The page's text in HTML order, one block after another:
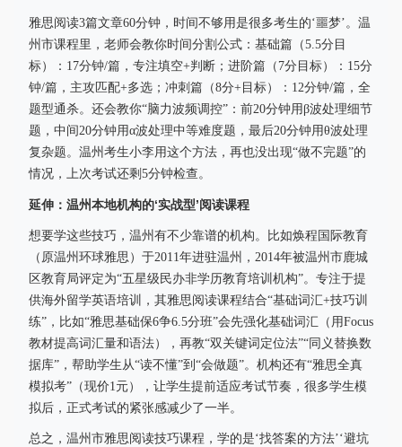
雅思阅读3篇文章60分钟，时间不够用是很多考生的‘噩梦’。温
州市课程里，老师会教你时间分割公式：基础篇（5.5分目
标）：17分钟/篇，专注填空+判断；进阶篇（7分目标）：15分
钟/篇，主攻匹配+多选；冲刺篇（8分+目标）：12分钟/篇，全
题型通杀。还会教你“脑力波频调控”：前20分钟用β波处理细节
题，中间20分钟用α波处理中等难度题，最后20分钟用θ波处理
复杂题。温州考生小李用这个方法，再也没出现“做不完题”的
情况，上次考试还剩5分钟检查。
延伸：温州本地机构的‘实战型’阅读课程
想要学这些技巧，温州有不少靠谱的机构。比如焕程国际教育
（原温州环球雅思）于2011年进驻温州，2014年被温州市鹿城
区教育局评定为“五星级民办非学历教育培训机构”。专注于提
供海外留学英语培训，其雅思阅读课程结合“基础词汇+技巧训
练”，比如“雅思基础保6争6.5分班”会先强化基础词汇（用Focus
教材提高词汇量和语法），再教“双关键词定位法”“同义替换数
据库”，帮助学生从“读不懂”到“会做题”。机构还有“雅思全真
模拟考”（现价1元），让学生提前适应考试节奏，很多学生模
拟后，正式考试的紧张感减少了一半。
总之，温州市雅思阅读技巧课程，学的是‘找答案的方法’‘避坑